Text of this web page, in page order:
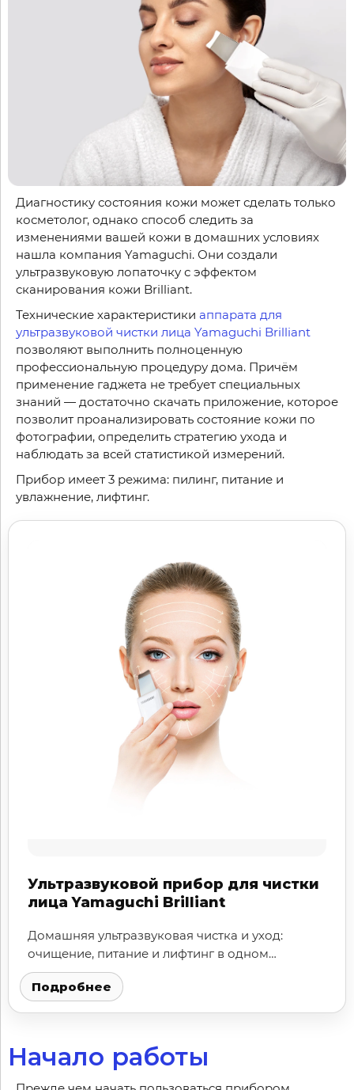
Диагностику состояния кожи может сделать только
косметолог, однако способ следить за
изменениями вашей кожи в домашних условиях
нашла компания Yamaguchi. Они создали
ультразвуковую лопаточку с эффектом
сканирования кожи Brilliant.
Технические характеристики аппарата для
ультразвуковой чистки лица Yamaguchi Brilliant
позволяют выполнить полноценную
профессиональную процедуру дома. Причём
применение гаджета не требует специальных
знаний — достаточно скачать приложение, которое
позволит проанализировать состояние кожи по
фотографии, определить стратегию ухода и
наблюдать за всей статистикой измерений.
Прибор имеет 3 режима: пилинг, питание и
увлажнение, лифтинг.
Ультразвуковой прибор для чистки
лица Yamaguchi Brilliant
Домашняя ультразвуковая чистка и уход:
очищение, питание и лифтинг в одном
приборе.
Подробнее
Начало работы